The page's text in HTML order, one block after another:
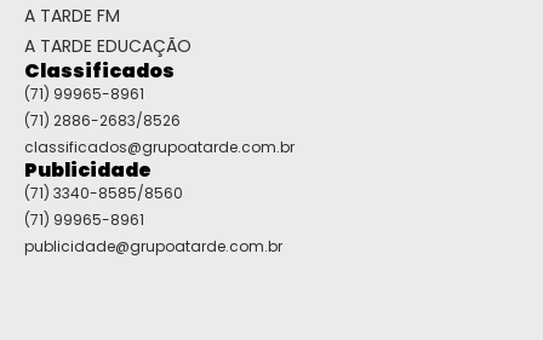
A TARDE FM
A TARDE EDUCAÇÃO
Classificados
(71) 99965-8961
(71) 2886-2683/8526
classificados@grupoatarde.com.br
Publicidade
(71) 3340-8585/8560
(71) 99965-8961
publicidade@grupoatarde.com.br